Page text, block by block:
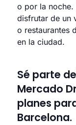
o por la
disfrutar de un
o restaurantes
en la ciudad.
Sé parte
Mercado
planes
Barcelona.